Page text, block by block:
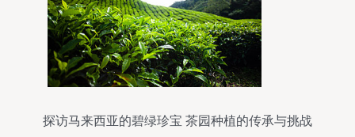
探访马来西亚的碧绿珍宝 茶园种植的传承与挑战